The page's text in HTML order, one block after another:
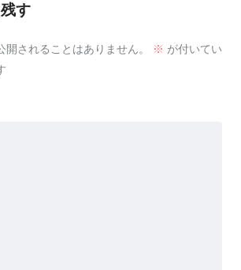
す
開されることはありません。 ※ が付いてい